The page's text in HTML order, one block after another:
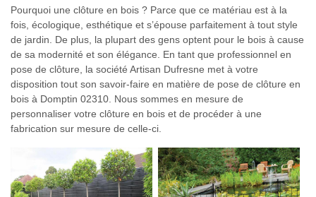
Pourquoi une clôture en bois ? Parce que ce matériau est à la
fois, écologique, esthétique et s’épouse parfaitement à tout style
de jardin. De plus, la plupart des gens optent pour le bois à cause
de sa modernité et son élégance. En tant que professionnel en
pose de clôture, la société Artisan Dufresne met à votre
disposition tout son savoir-faire en matière de pose de clôture en
bois à Domptin 02310. Nous sommes en mesure de
personnaliser votre clôture en bois et de procéder à une
fabrication sur mesure de celle-ci.